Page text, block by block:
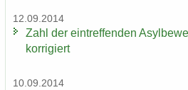
12.09.2014
Zahl der ein­tref­fen­den
kor­ri­giert
10.09.2014